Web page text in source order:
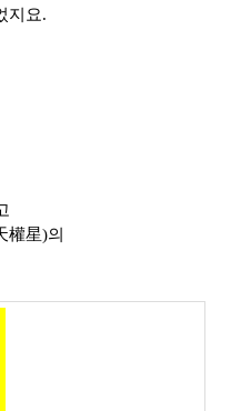
지요.
權星)의